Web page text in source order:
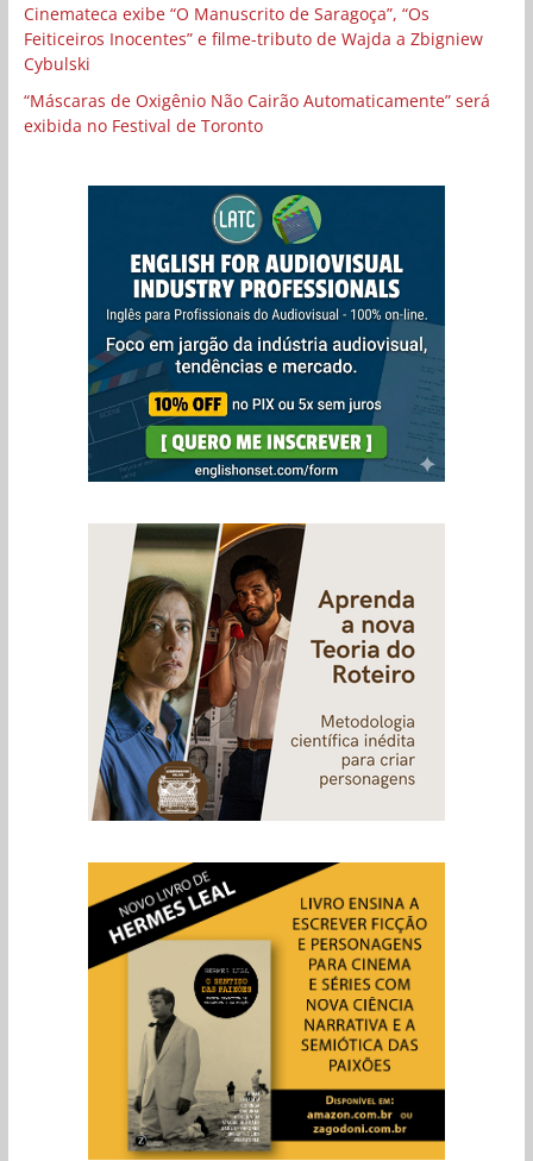
Cinemateca exibe “O Manuscrito de Saragoça”, “Os
Feiticeiros Inocentes” e filme-tributo de Wajda a Zbigniew
Cybulski
“Máscaras de Oxigênio Não Cairão Automaticamente” será
exibida no Festival de Toronto